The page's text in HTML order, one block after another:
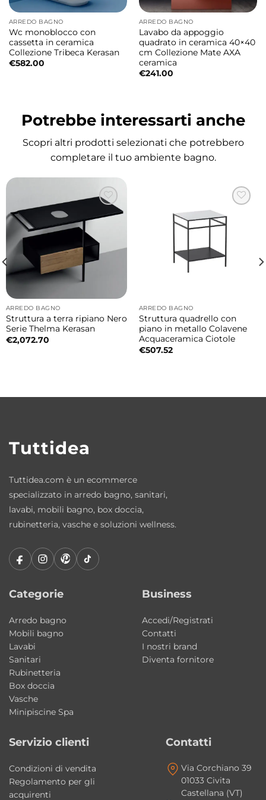
l’espressione estetica di questa innovativa
linea d’arredo. Le linee morbide, avvolgenti e
dinamiche donano al mobile bagno uno stile
elegante e contemporaneo.
raffinata e praticità quotidiana offrendo una
soluzione elegante perfetta per ambienti
bagno contemporanei.
Lavabo disponibile in diverse finiture
Il lavabo può essere scelto in varie finiture
permettendo di personalizzare l’ambiente
bagno e creare combinazioni estetiche
coordinate allo stile dell’arredo.
Struttura freestanding elegante e pratica
La struttura a terra con porta salviette
laterale unisce funzionalità e design offrendo
pratico spazio contenitivo e massima
La struttura freestanding è disponibile in
dell’ambiente bagno.
Vassoio in ceramica coordinato
Il pratico vassoio in ceramica completa la
composizione offrendo uno spazio
funzionale per accessori bagno e oggetti di
Vassoio disponibile in diverse finiture
Anche il vassoio può essere scelto in varie
armonioso ed elegante.
Installazione freestanding moderna e
versatile
La configurazione a terra permette di inserire
il mobile bagno in differenti contesti
progettuali mantenendo stabilità, comfort e
forte impatto estetico.
Ceramica di alta qualità
La ceramica Galassia garantisce elevata
ARREDO BAGNO
Wc monoblocco con
cassetta in ceramica
Collezione Tribeca Kerasan
€582.00
ARREDO BAGNO
Lavabo da appoggio
quadrato in ceramica 40×40
cm Collezione Mate AXA
ceramica
€241.00
Potrebbe interessarti anche
Scopri altri prodotti selezionati che potrebbero
completare il tuo ambiente bagno.
ARREDO BAGNO
Struttura a terra ripiano Nero
Serie Thelma Kerasan
€2,072.70
ARREDO BAGNO
Struttura quadrello con
piano in metallo Colavene
Acquaceramica Ciotole
€507.52
Tuttidea
Tuttidea.com è un ecommerce
specializzato in arredo bagno, sanitari,
lavabi, mobili bagno, box doccia,
rubinetteria, vasche e soluzioni wellness.
Categorie
Arredo bagno
Mobili bagno
Lavabi
Sanitari
Rubinetteria
Box doccia
Vasche
Minipiscine Spa
Business
Accedi/Registrati
Contatti
I nostri brand
Diventa fornitore
Servizio clienti
Condizioni di vendita
Regolamento per gli
acquirenti
Contatti
Via Corchiano 39
01033 Civita
Castellana (VT)